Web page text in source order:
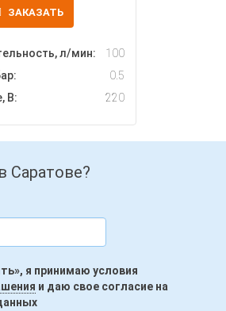
ЗАКАЗАТЬ
л/мин:
100
0.5
В:
220
Саратове?
я принимаю условия
и даю свое согласие на